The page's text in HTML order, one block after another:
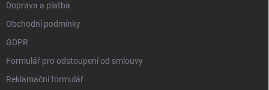
Doprava a platba
Obchodní podmínky
GDPR
Formulář pro odstoupení od smlouvy
Reklamační formulář